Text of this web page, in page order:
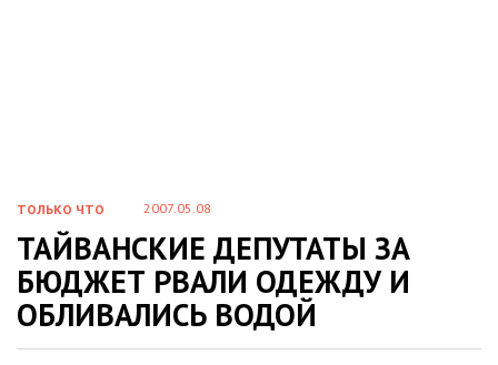
ТОЛЬКО ЧТО 2007.05.08
ТАЙВАНСКИЕ ДЕПУТАТЫ ЗА
БЮДЖЕТ РВАЛИ ОДЕЖДУ И
ОБЛИВАЛИСЬ ВОДОЙ